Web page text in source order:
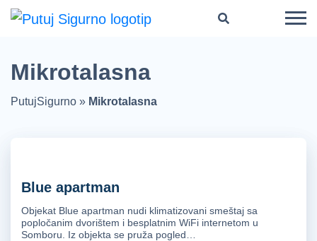
Mikrotalasna
PutujSigurno » Mikrotalasna
Blue apartman
Objekat Blue apartman nudi klimatizovani smeštaj sa
popločanim dvorištem i besplatnim WiFi internetom u
Somboru. Iz objekta se pruža pogled…